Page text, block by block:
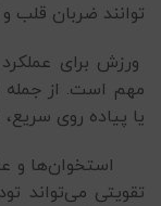
توانند ضربان قلب
ورزش برای
مهم است. از جمله
یا پیاده روی
استخوان‌ها و
تقویتی می‌تواند